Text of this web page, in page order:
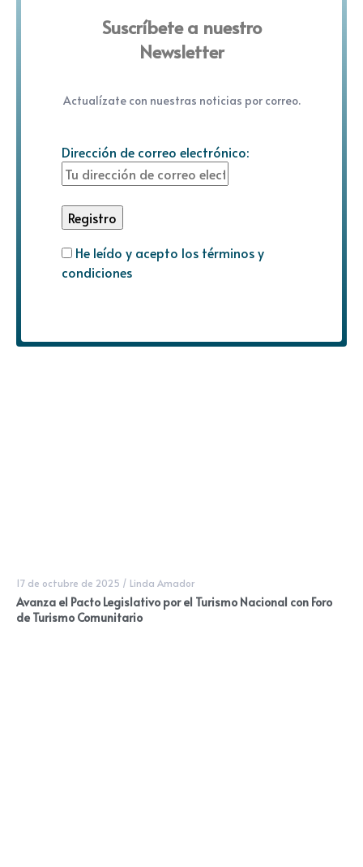
Suscríbete a nuestro
Newsletter
Actualízate con nuestras noticias por correo.
Dirección de correo electrónico:
He leído y acepto los términos y
condiciones
17 de octubre de 2025 / Linda Amador
Avanza el Pacto Legislativo por el Turismo Nacional con Foro
de Turismo Comunitario